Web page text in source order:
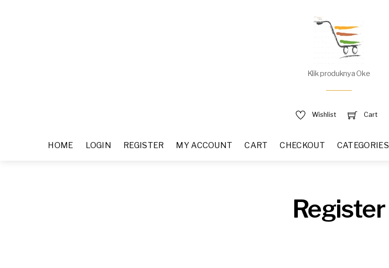
Klik produknya Oke
Wishlist Cart
HOME LOGIN REGISTER MY ACCOUNT CART CHECKOUT CATEGORIES
Register